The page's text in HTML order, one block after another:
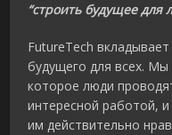
“строить будущее для
FutureTech
будущего для всех.
которое люди
интересной работой,
им действительно